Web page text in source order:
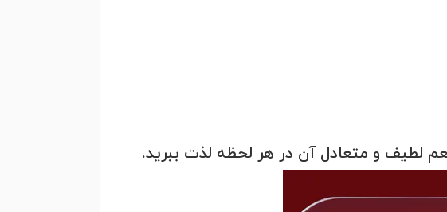
لطیف و متعادل آن در هر لحظه لذت ببرید.